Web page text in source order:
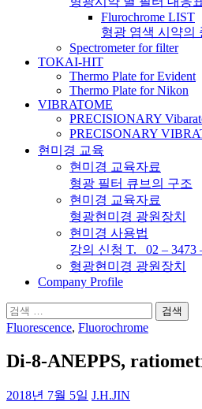
Flurochrome LIST
형광 염색 시약의
Spectrometer for filter
TOKAI-HIT
Thermo Plate for Evident
Thermo Plate for Nikon
VIBRATOME
PRECISIONARY
PRECISONARY
현미경 교육
현미경 교육자료
형광 필터 큐브의 구조
현미경 교육자료
형광현미경 광원장치
현미경 사용법
강의 신청 T. 02 – 3473
형광현미경 광원장치
Company Profile
검
색:
Fluorescence, Fluorochrome
Di-8-ANEPPS,
2018년 7월 5일 J.H.JIN